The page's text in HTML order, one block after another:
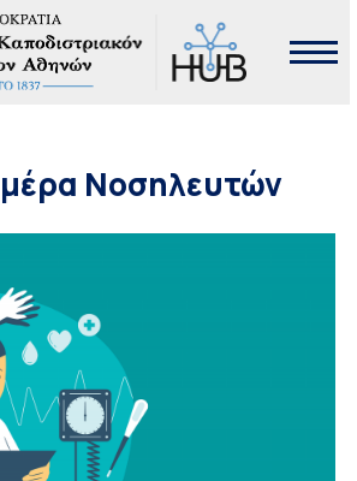
Νοσηλευτών